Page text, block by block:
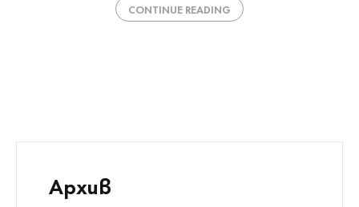
CONTINUE READING
Архив